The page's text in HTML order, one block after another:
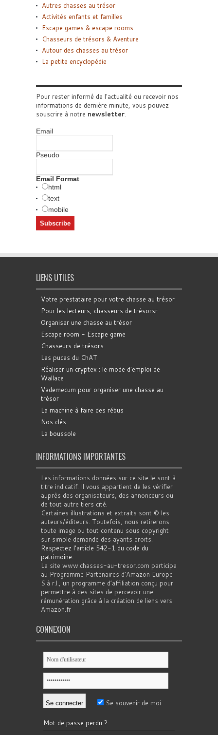
Autres chasses au trésor
Activités enfants et familles
Escape games & escape rooms
Chasseurs de trésors & Aventure
Autour des chasses au trésor
La petite encyclopédie
Pour rester informé de l'actualité ou recevoir nos
informations de dernière minute, vous pouvez
souscrire à notre newsletter.
Email
Pseudo
Email Format
html
text
mobile
LIENS UTILES
Votre prestataire pour votre chasse au trésor
Pour les lecteurs, chasseurs de trésorsr
Organiser une chasse au trésor
Escape room - Escape game
Chasseurs de trésors
Les puces du ChAT
Réaliser un cryptex : le mode d'emploi de
Wallace
Vademecum pour organiser une chasse au
trésor
La machine à faire des rébus
Nos clés
La boussole
INFORMATIONS IMPORTANTES
Les informations données sur ce site le sont à
titre indicatif. Il vous appartient de les vérifier
auprès des organisateurs, des annonceurs ou
de tout autre tiers cité.
Certaines illustrations et extraits sont © les
auteurs/éditeurs. Toutefois, nous retirerons
toute image ou tout contenu sous copyright
sur simple demande des ayants droits.
Respectez l'article 542-1 du code du
patrimoine.
Le site www.chasses-au-tresor.com participe
au Programme Partenaires d’Amazon Europe
S.à r.l., un programme d’affiliation conçu pour
permettre à des sites de percevoir une
rémunération grâce à la création de liens vers
Amazon.fr
CONNEXION
Se souvenir de moi
Mot de passe perdu ?